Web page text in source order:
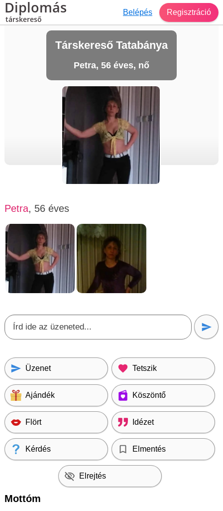
Diplomás
társkereső
Belépés Regisztráció
Társkereső Tatabánya
Petra, 56 éves, nő
Petra, 56 éves
Üzenet Tetszik
Ajándék Köszöntő
Flört Idézet
Kérdés Elmentés
Elrejtés
Mottóm